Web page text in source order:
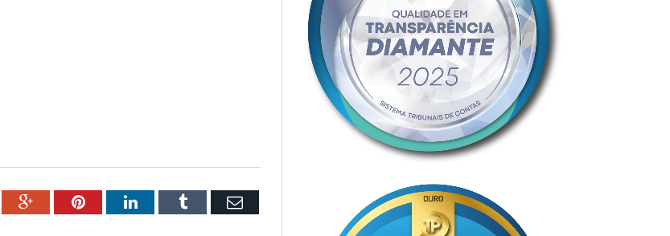
Google+PinterestLinkedInTumblr Email